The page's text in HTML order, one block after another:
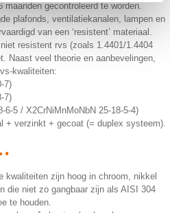
gecontroleerd te worden.
plafonds, ventilatiekanalen, lampen en
van een ‘resistent’ materiaal.
resistent rvs (zoals 1.4401/1.4404
Naast veel theorie en aanbevelingen,
kwaliteiten:
7)
7)
6-5 / X2CrNiMnMoNbN 25-18-5-4)
+ verzinkt + gecoat (= duplex systeem).
kwaliteiten zijn hoog in chroom, nikkel
die niet zo gangbaar zijn als AISI 304
te houden.